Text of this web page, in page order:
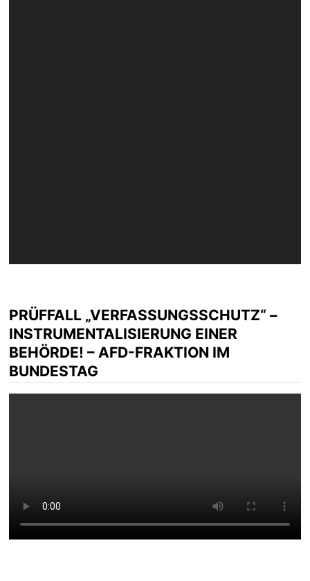
PRÜFFALL „VERFASSUNGSSCHUTZ“ –
INSTRUMENTALISIERUNG EINER
BEHÖRDE! – AFD-FRAKTION IM
BUNDESTAG